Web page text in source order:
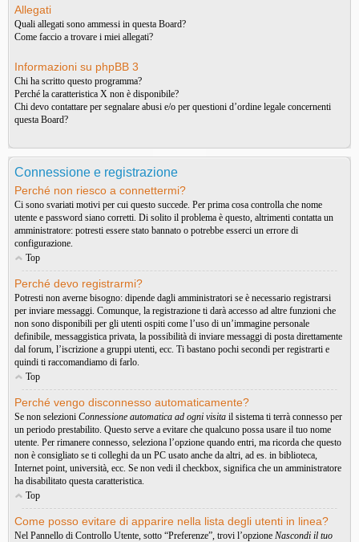
Allegati
Quali allegati sono ammessi in questa Board?
Come faccio a trovare i miei allegati?
Informazioni su phpBB 3
Chi ha scritto questo programma?
Perché la caratteristica X non è disponibile?
Chi devo contattare per segnalare abusi e/o per questioni d’ordine legale concernenti
questa Board?
Connessione e registrazione
Perché non riesco a connettermi?
Ci sono svariati motivi per cui questo succede. Per prima cosa controlla che nome
utente e password siano corretti. Di solito il problema è questo, altrimenti contatta un
amministratore: potresti essere stato bannato o potrebbe esserci un errore di
configurazione.
Top
Perché devo registrarmi?
Potresti non averne bisogno: dipende dagli amministratori se è necessario registrarsi
per inviare messaggi. Comunque, la registrazione ti darà accesso ad altre funzioni che
non sono disponibili per gli utenti ospiti come l’uso di un’immagine personale
definibile, messaggistica privata, la possibilità di inviare messaggi di posta direttamente
dal forum, l’iscrizione a gruppi utenti, ecc. Ti bastano pochi secondi per registrarti e
quindi ti raccomandiamo di farlo.
Top
Perché vengo disconnesso automaticamente?
Se non selezioni Connessione automatica ad ogni visita il sistema ti terrà connesso per
un periodo prestabilito. Questo serve a evitare che qualcuno possa usare il tuo nome
utente. Per rimanere connesso, seleziona l’opzione quando entri, ma ricorda che questo
non è consigliato se ti colleghi da un PC usato anche da altri, ad es. in biblioteca,
Internet point, università, ecc. Se non vedi il checkbox, significa che un amministratore
ha disabilitato questa caratteristica.
Top
Come posso evitare di apparire nella lista degli utenti in linea?
Nel Pannello di Controllo Utente, sotto “Preferenze”, trovi l’opzione Nascondi il tuo